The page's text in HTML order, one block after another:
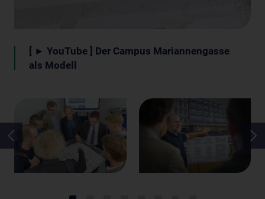
[ ► YouTube ] Der Campus Mariannengasse
als Modell